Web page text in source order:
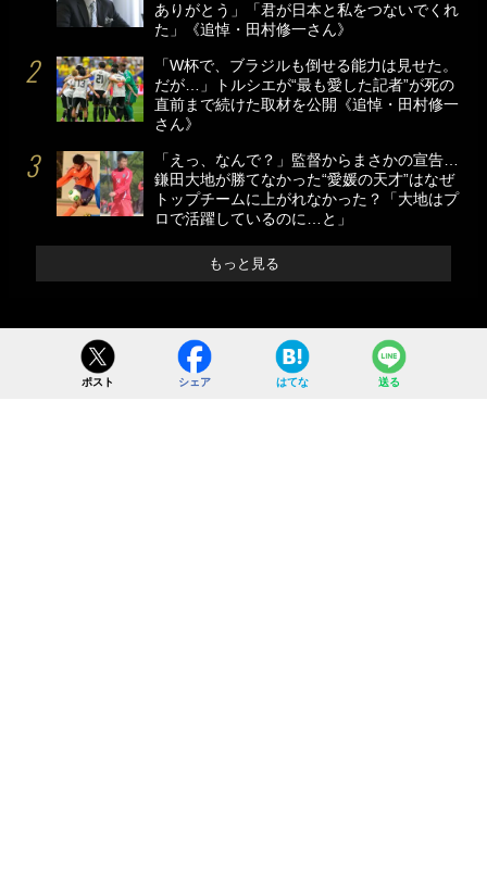
ありがとう」「君が日本と私をつないでくれ
た」《追悼・田村修一さん》
「W杯で、ブラジルも倒せる能力は見せた。
だが…」トルシエが“最も愛した記者”が死の
直前まで続けた取材を公開《追悼・田村修一
さん》
「えっ、なんで？」監督からまさかの宣告…
鎌田大地が勝てなかった“愛媛の天才”はなぜ
トップチームに上がれなかった？「大地はプ
ロで活躍しているのに…と」
もっと見る
ポスト シェア はてな 送る